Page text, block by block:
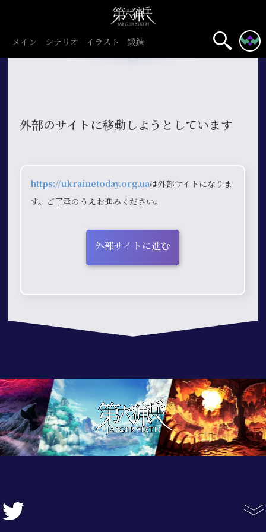
メイン シナリオ イラスト 鍛錬
外部のサイトに移動しようとしています
https://ukrainetoday.org.uaは外部サイトになりま
す。ご了承のうえお進みください。
外部サイトに進む